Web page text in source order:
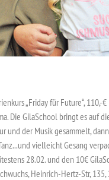
„Friday für Future“, 110,-€
Die GilaSchool bringt es auf
und der Musik gesammelt,
vielleicht Gesang
28.02. und den 10€
Heinrich-Hertz-Str,